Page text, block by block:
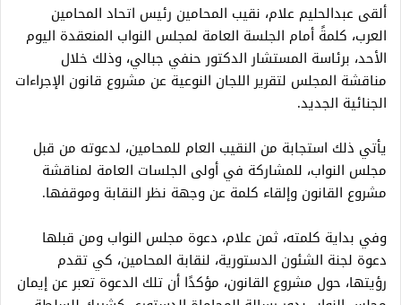
ألقى عبدالحليم علام، نقيب المحامين رئيس اتحاد المحامين
العرب، كلمةً أمام الجلسة العامة لمجلس النواب المنعقدة اليوم
الأحد، برئاسة المستشار الدكتور حنفي جبالي، وذلك خلال
مناقشة المجلس لتقرير اللجان النوعية عن مشروع قانون الإجراءات
الجنائية الجديد.
يأتي ذلك استجابة من النقيب العام للمحامين، لدعوته من قبل
مجلس النواب، للمشاركة في أولى الجلسات العامة لمناقشة
مشروع القانون وإلقاء كلمة عن وجهة نظر النقابة وموقفها.
وفي بداية كلمته، ثمن علام، دعوة مجلس النواب ومن قبلها
دعوة لجنة الشئون الدستورية، لنقابة المحامين، كي تقدم
رؤيتها، حول مشروع القانون، مؤكدًا أن تلك الدعوة تعبر عن إيمان